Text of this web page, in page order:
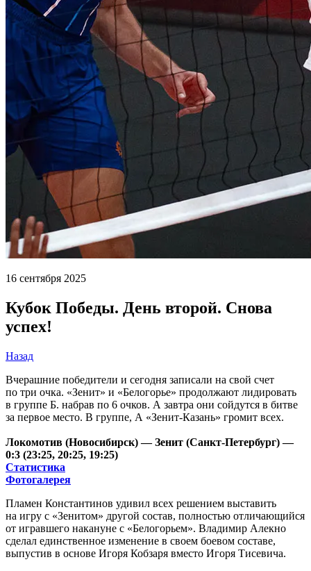
16 сентября 2025
Кубок Победы. День второй. Снова
успех!
Назад
Вчерашние победители и сегодня записали на свой счет
по три очка. «Зенит» и «Белогорье» продолжают лидировать
в группе Б. набрав по 6 очков. А завтра они сойдутся в битве
за первое место. В группе, А «Зенит-Казань» громит всех.
Локомотив (Новосибирск) — Зенит (Санкт-Петербург) —
0:3 (23:25, 20:25, 19:25)
Статистика
Фотогалерея
Пламен Константинов удивил всех решением выставить
на игру с «Зенитом» другой состав, полностью отличающийся
от игравшего накануне с «Белогорьем». Владимир Алекно
сделал единственное изменение в своем боевом составе,
выпустив в основе Игоря Кобзаря вместо Игоря Тисевича.